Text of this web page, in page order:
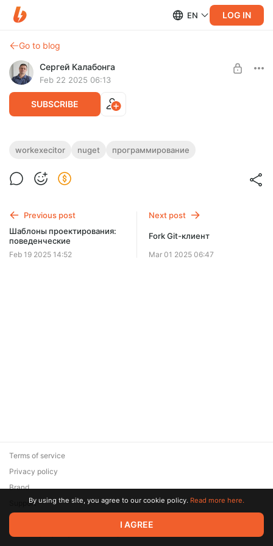
EN LOG IN
Go to blog
Сергей Калабонга
Feb 22 2025 06:13
SUBSCRIBE
Work Executor: реализация бизнес-
В прошлом видео были поставлены задачи, в этом видео
workexecitor nuget программирование
Previous post
Шаблоны проектирования:
поведенческие
Feb 19 2025 14:52
Next post
Fork Git-клиент
Mar 01 2025 06:47
© 2026 Zaya Solutions Limited. All rights reserved. All trademarks
are the property of their respective owners.
Terms of service
Privacy policy
Brand
SupportBy using the site, you agree to our cookie policy. Read more here.
I AGREE